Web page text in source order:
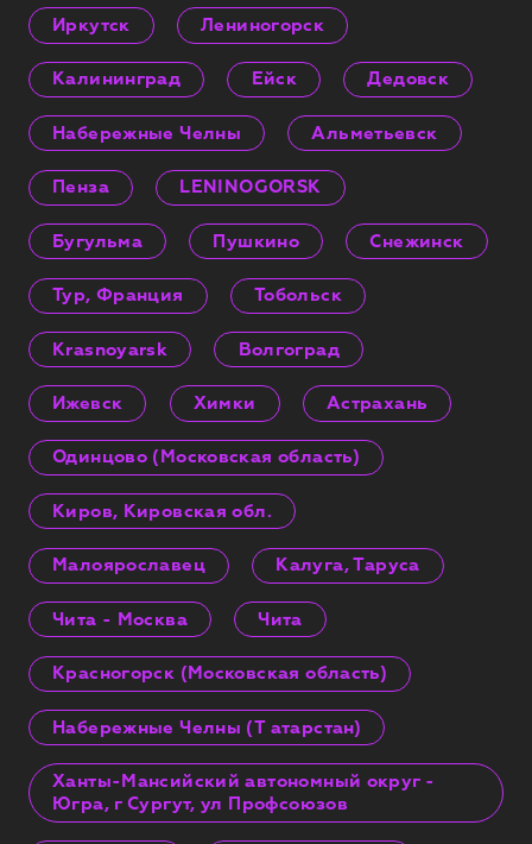
Иркутск Лениногорск
Калининград Ейск Дедовск
Набережные Челны Альметьевск
Пенза LENINOGORSK
Бугульма Пушкино Снежинск
Тур, Франция Тобольск
Krasnoyarsk Волгоград
Ижевск Химки Астрахань
Одинцово (Московская область)
Киров, Кировская обл.
Малоярославец Калуга, Таруса
Чита - Москва Чита
Красногорск (Московская область)
Набережные Челны (Т атарстан)
Ханты-Мансийский автономный округ -
Югра, г Сургут, ул Профсоюзов